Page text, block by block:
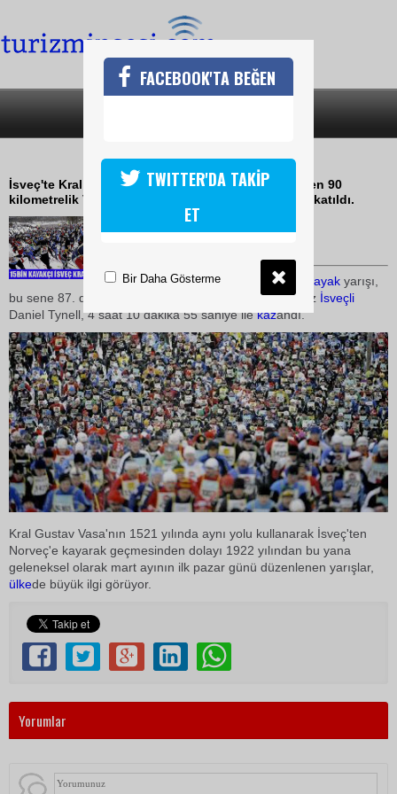
KAYAKÇILARDAN ANLAMLI YARIŞ
İsveç'te Kral Gustav Vasa anısına her yıl düzenlenen 90
kilometrelik Vasaloppet Kayak Yarışı'na 15 bin kişi katıldı.
02 Mart 2009 / 11:24
Dünyanın en uzun mesafeli kayak yarışı,
bu sene 87. defa yapıldı. Nefes kesen yarışı ise, 3. kez İsveçli
Daniel Tynell, 4 saat 10 dakika 55 saniye ilekazandı.
Kral Gustav Vasa'nın 1521 yılında aynı yolu kullanarak İsveç'ten
Norveç'e kayarak geçmesinden dolayı 1922 yılından bu yana
geleneksel olarak mart ayının ilk pazar günü düzenlenen yarışlar,
ülkede büyük ilgi görüyor.
Yorumlar
FACEBOOK'TA BEĞEN
TWITTER'DA TAKİP
ET
Bir Daha Gösterme